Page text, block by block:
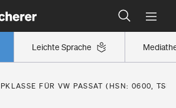
Leichte Sprache
Versicherer finden
ist Ihre Region eingestuft
Jetzt Versicherer finden
FÜR VW PASSAT (HSN: 0600,